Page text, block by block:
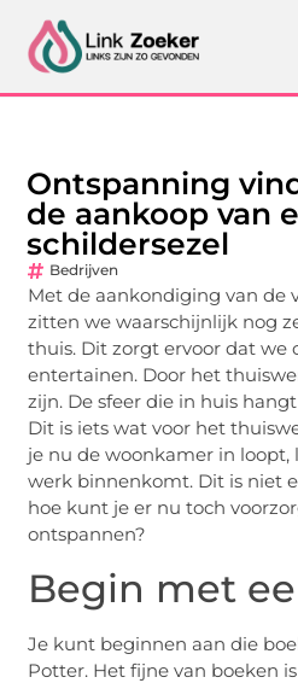
Ontspanning
de aankoop van
schildersezel
Bedrijven
Met de aankondiging van de
zitten we waarschijnlijk nog
thuis. Dit zorgt ervoor dat we
entertainen. Door het
zijn. De sfeer die in huis
Dit is iets wat voor het
je nu de woonkamer in loopt,
werk binnenkomt. Dit is niet
hoe kunt je er nu toch
ontspannen?
Begin met
Je kunt beginnen aan die
Potter. Het fijne van boeken